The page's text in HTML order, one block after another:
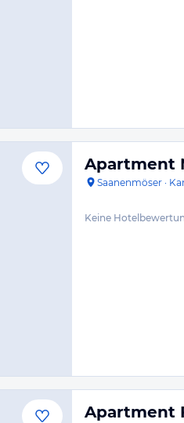
Apartment
Saanenmöser ·
Keine
Apartment